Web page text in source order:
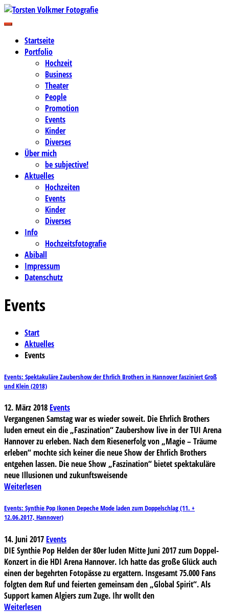
Zum
Inhalt
Torsten Volkmer Fotografie
Business-, Portrait- und Hochzeitsfotografie
Startseite
Portfolio
Hochzeit
Business
Theater
People
Promotion
Events
Kinder
Diverses
Über mich
be subjective!
Aktuelles
Hochzeiten
Events
Kinder
Diverses
Info
Hochzeitsfotografie
Abiball
Impressum
Datenschutz
Events
Start
Aktuelles
Events
Events: Spektakuläre Zaubershow der Ehrlich Brothers in Hannover fasziniert Groß
und Klein (2018)
12. März 2018 Events
Vergangenen Samstag war es wieder soweit. Die Ehrlich Brothers
luden erneut ein die „Faszination“ Zaubershow live in der TUI Arena
Hannover zu erleben. Nach dem Riesenerfolg von „Magie – Träume
erleben“ mochte sich keiner die neue Show der Ehrlich Brothers
entgehen lassen. Die neue Show „Faszination“ bietet spektakuläre
neue Illusionen und zukunftsweisende
Weiterlesen
Events: Synthie Pop Ikonen Depeche Mode laden zum Doppelschlag (11. +
12.06.2017, Hannover)
14. Juni 2017 Events
DIE Synthie Pop Helden der 80er luden Mitte Juni 2017 zum Doppel-
Konzert in die HDI Arena Hannover. Ich hatte das große Glück auch
einen der begehrten Fotopässe zu ergattern. Insgesamt 75.000 Fans
folgten dem Ruf und feierten gemeinsam den „Global Spirit“. Als
Support kamen Algiers zum Zuge. Ihr wollt den
Weiterlesen